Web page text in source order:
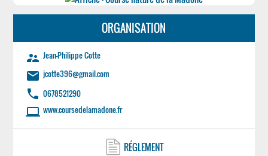
ORGANISATION
supervisor_account Jean-Philippe Cotte
email jcotte396@gmail.com
phone 0678521290
laptop www.coursedelamadone.fr
RÉGLEMENT